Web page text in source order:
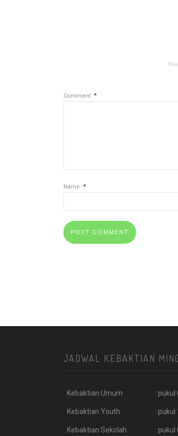
Comment *
Name *
JADWAL KEBAKTIAN
Kebaktian Umum : pukul
Kebaktian Youth : pukul
Kebaktian Sekolah : pukul